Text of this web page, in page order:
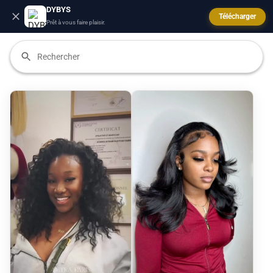
DYBYS
Prêt à vous faire plaisir.
Télécharger